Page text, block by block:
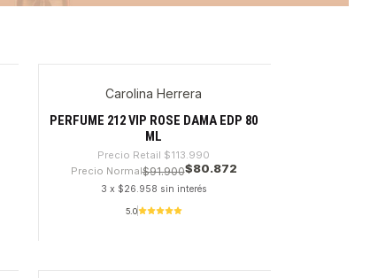
Carolina Herrera
PERFUME 212 VIP ROSE DAMA EDP 80
ML
Precio Retail $113.990
Precio Normal$91.900$80.872
3 x $26.958 sin interés
5.0